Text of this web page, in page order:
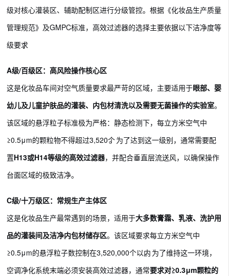
级对核心灌装区、辅助配制区进行分级管控。根据《化妆品生产质量
管理规范》及GMPC标准，高效过滤器的选择主要依据以下洁净度等
级要求
：
A级/百级区：高风险操作核心区
这是化妆品车间对空气质量要求最严苛的区域，主要适用于眼部、婴
幼儿及儿童护肤品的灌装、内包材清洗以及需要无菌操作的实验室。
该区域的悬浮粒子标准极为严格：静态检测下，每立方米空气中
≥0.5μm的颗粒物不得超过3,520个。为了达到这一级别，通常需要配
置H13或H14等级的高效过滤器，并配合垂直层流送风，以确保操作
台面区域的极致洁净。
C级/十万级区：常规生产主体区
这是化妆品生产最常遇到的场景，适用于大多数膏霜、乳液、洗护用
品的灌装间及洁净内包材储存区。该区域要求每立方米空气中
≥0.5μm的悬浮粒子数控制在3,520,000个以内。为了维持这一环境，
空调净化系统末端必须安装高效过滤器，通常要求对≥0.3μm颗粒的